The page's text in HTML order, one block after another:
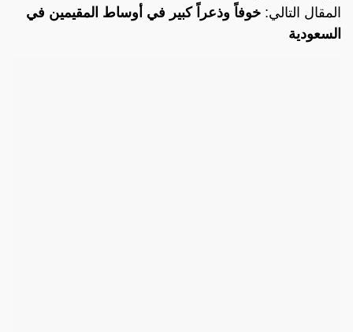
المقال التالي: خوفاً وذعراً كبير في أوساط المقيمين في
السعودية